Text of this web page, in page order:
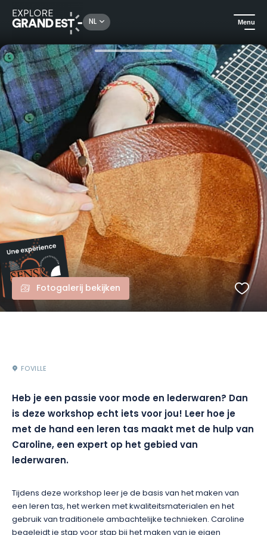
NL Menu
Kijk je ogen uit in de Grand Est Workshop lederwaren: maak je eigen gepersonaliseerde leren tas
Fotogalerij bekijken
FOVILLE
Heb je een passie voor mode en lederwaren? Dan
is deze workshop echt iets voor jou! Leer hoe je
met de hand een leren tas maakt met de hulp van
Caroline, een expert op het gebied van
lederwaren.
Tijdens deze workshop leer je de basis van het maken van
een leren tas, het werken met kwaliteitsmaterialen en het
gebruik van traditionele ambachtelijke technieken. Caroline